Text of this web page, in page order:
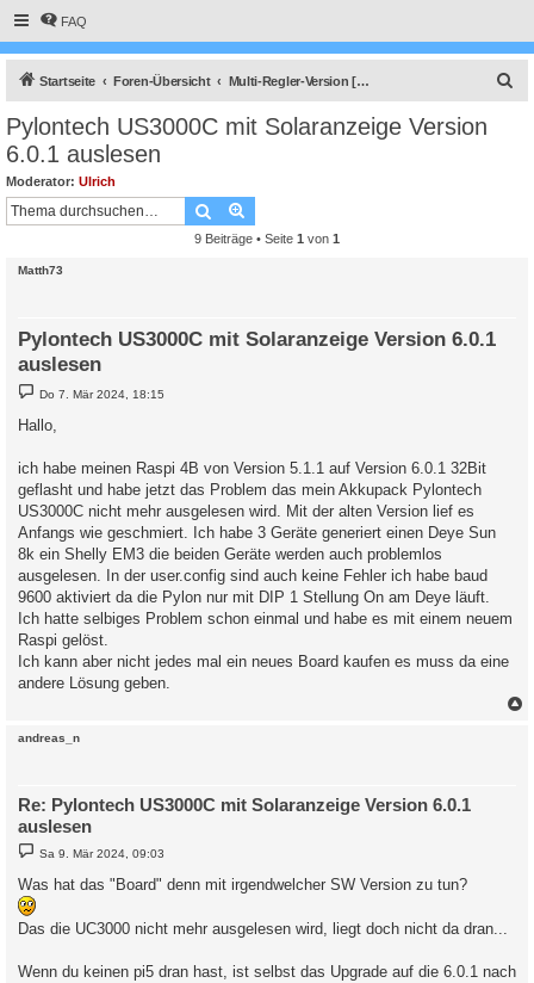
FAQ
Startseite Foren-Übersicht Multi-Regler-Version [ bis zu 6 Geräten an einem Raspberry Pi ]
Pylontech US3000C mit Solaranzeige Version
6.0.1 auslesen
Moderator: Ulrich
Suche
9 Beiträge • Seite 1 von 1
Matth73
Pylontech US3000C mit Solaranzeige Version 6.0.1
auslesen
B
e
i
t
g
Do 7. Mär 2024, 18:15
Hallo,
ich habe meinen Raspi 4B von Version 5.1.1 auf Version 6.0.1 32Bit
geflasht und habe jetzt das Problem das mein Akkupack Pylontech
US3000C nicht mehr ausgelesen wird. Mit der alten Version lief es
Anfangs wie geschmiert. Ich habe 3 Geräte generiert einen Deye Sun
8k ein Shelly EM3 die beiden Geräte werden auch problemlos
ausgelesen. In der user.config sind auch keine Fehler ich habe baud
9600 aktiviert da die Pylon nur mit DIP 1 Stellung On am Deye läuft.
Ich hatte selbiges Problem schon einmal und habe es mit einem neuem
Raspi gelöst.
Ich kann aber nicht jedes mal ein neues Board kaufen es muss da eine
andere Lösung geben.
andreas_n
Re: Pylontech US3000C mit Solaranzeige Version 6.0.1
auslesen
B
e
t
r
g
Sa 9. Mär 2024, 09:03
Was hat das "Board" denn mit irgendwelcher SW Version zu tun?
Das die UC3000 nicht mehr ausgelesen wird, liegt doch nicht da dran...
Wenn du keinen pi5 dran hast, ist selbst das Upgrade auf die 6.0.1 nach